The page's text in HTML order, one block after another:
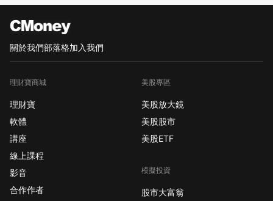
關於我們部落格加入我們
理財寶商城
理財寶
軟體
講座
線上課程
影音
合作作者
美股專區
美股放大鏡
美股股市
美股ETF
模擬投資
股市大富翁